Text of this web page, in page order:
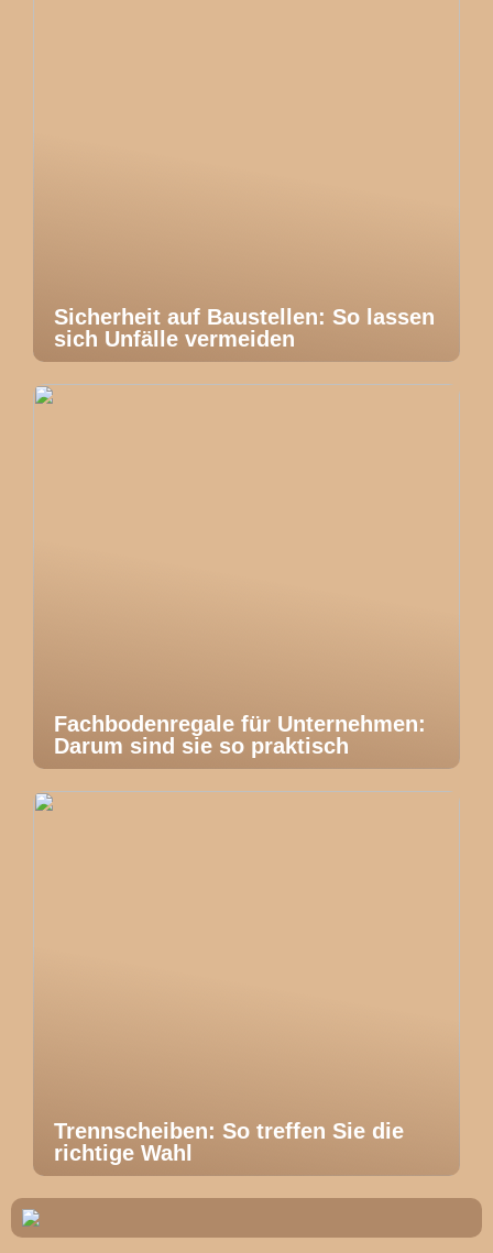
Sicherheit auf Baustellen: So lassen
sich Unfälle vermeiden
Fachbodenregale für Unternehmen:
Darum sind sie so praktisch
Trennscheiben: So treffen Sie die
richtige Wahl